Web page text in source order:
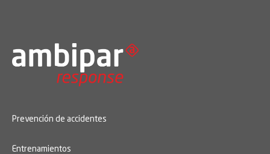
Prevención de accidentes
Entrenamientos